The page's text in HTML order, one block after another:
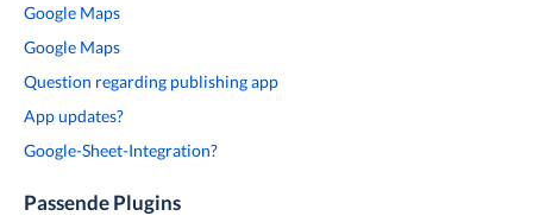
Google Maps
Google Maps
Question regarding publishing app
App updates?
Google-Sheet-Integration?
Passende Plugins